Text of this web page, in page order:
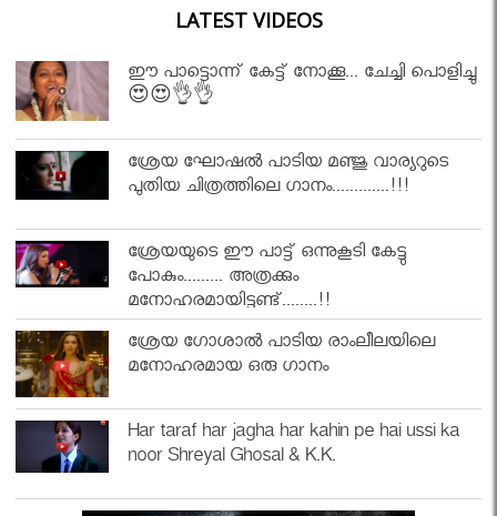
LATEST VIDEOS
ഈ പാട്ടൊന്ന് കേട്ട് നോക്കൂ... ചേച്ചി പൊളിച്ചു
😍😍👌👌
ശ്രേയ ഘോഷൽ പാടിയ മഞ്ജു വാര്യറുടെ
പുതിയ ചിത്രത്തിലെ ഗാനം.............!!!
ശ്രേയയുടെ ഈ പാട്ട് ഒന്നുകൂടി കേട്ടു
പോകും......... അത്രക്കും
മനോഹരമായിട്ടുണ്ട്........!!
ശ്രേയ ഗോശാൽ പാടിയ രാംലീലയിലെ
മനോഹരമായ ഒരു ഗാനം
Har taraf har jagha har kahin pe hai ussi ka
noor Shreyal Ghosal & K.K.